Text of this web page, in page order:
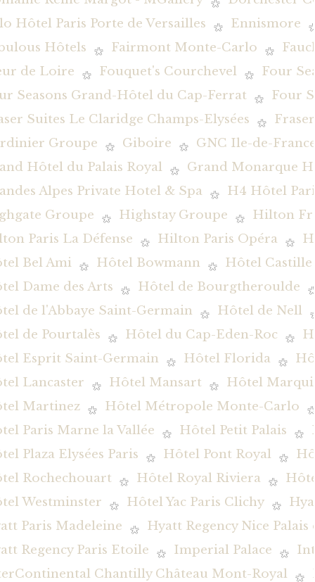
Hôtel Paris Porte de Versailles
Ennismore
Hôtels
Fairmont Monte-Carlo
de Loire
Fouquet's Courchevel
Four
Seasons Grand-Hôtel du Cap-Ferrat
Four
Suites Le Claridge Champs-Elysées
Groupe
Giboire
GNC Ile-de-
Hôtel du Palais Royal
Grand Monarque
Alpes Private Hotel & Spa
H4 Hôtel
Groupe
Highstay Groupe
Hilton
Paris La Défense
Hilton Paris Opéra
Bel Ami
Hôtel Bowmann
Hôtel Castille
Dame des Arts
Hôtel de Bourgtheroulde
de l'Abbaye Saint-Germain
Hôtel de Nell
de Pourtalès
Hôtel du Cap-Eden-Roc
Esprit Saint-Germain
Hôtel Florida
Lancaster
Hôtel Mansart
Hôtel
Martinez
Hôtel Métropole Monte-Carlo
Paris Marne la Vallée
Hôtel Petit Palais
Plaza Elysées Paris
Hôtel Pont Royal
Rochechouart
Hôtel Royal Riviera
Westminster
Hôtel Yac Paris Clichy
Paris Madeleine
Hyatt Regency Nice
Regency Paris Etoile
Imperial Palace
Chantilly Château Mont-Royal